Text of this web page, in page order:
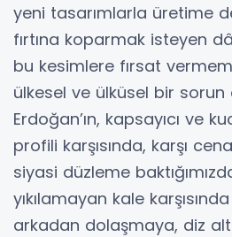
yeni tasarımlarla üretime
fırtına koparmak isteyen
bu kesimlere fırsat
ülkesel ve ülküsel bir
Erdoğan’ın, kapsayıcı ve
profili karşısında, karşı
siyasi düzleme
yıkılamayan kale
arkadan dolaşmaya, diz